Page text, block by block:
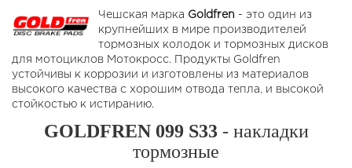
Чешская марка Goldfren - это один из
крупнейших в мире производителей
тормозных колодок и тормозных дисков
для мотоциклов Мотокросс. Продукты Goldfren
устойчивы к коррозии и изготовлены из материалов
высокого качества с хорошим отвода тепла, и высокой
стойкостью к истиранию.
GOLDFREN 099 S33- накладки
тормозные